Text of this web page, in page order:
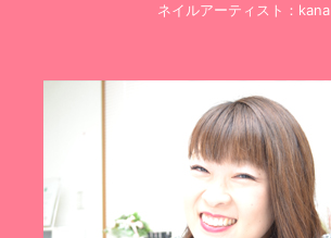
ネイルアーティスト：kana